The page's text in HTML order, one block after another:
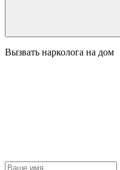
Вызвать нарколога на дом